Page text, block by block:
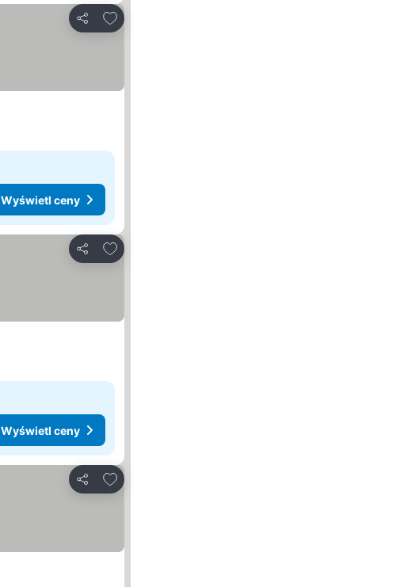
Udostępnij
Dodaj do ulubionych
Wyświetl ceny
Udostępnij
Dodaj do ulubionych
Wyświetl ceny
Udostępnij
Dodaj do ulubionych